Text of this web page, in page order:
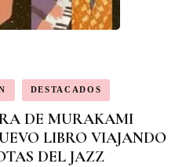
DESTACADOS
DE MURAKAMI
LIBRO VIAJANDO
DEL JAZZ